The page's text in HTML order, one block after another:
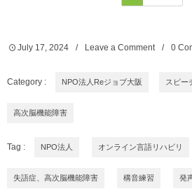
July 17 ,2024 Leave a Comment 0
Category : NPO法人Reジョブ大阪 スピー
高次脳機能障害
Tag : NPO法人 オンライン言語リハビリ
失語症、高次脳機能障害 構音練習 発